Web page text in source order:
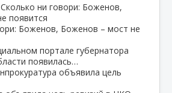
Сколько ни говори: Боженов,
появится
портале губернатора
появилась…
объявила цель